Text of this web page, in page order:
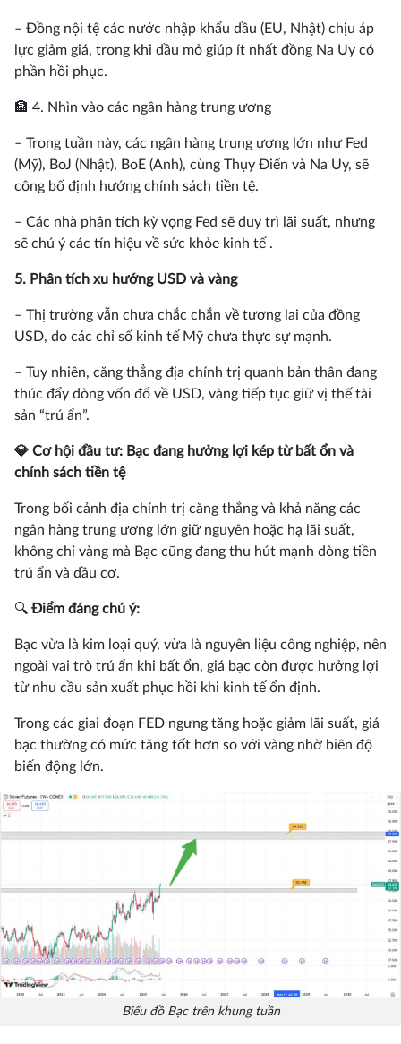
– Đồng nội tệ các nước nhập khẩu dầu (EU, Nhật) chịu áp
lực giảm giá, trong khi dầu mỏ giúp ít nhất đồng Na Uy có
phần hồi phục.
🏦 4. Nhìn vào các ngân hàng trung ương
– Trong tuần này, các ngân hàng trung ương lớn như Fed
(Mỹ), BoJ (Nhật), BoE (Anh), cùng Thụy Điển và Na Uy, sẽ
công bố định hướng chính sách tiền tệ.
– Các nhà phân tích kỳ vọng Fed sẽ duy trì lãi suất, nhưng
sẽ chú ý các tín hiệu về sức khỏe kinh tế .
5. Phân tích xu hướng USD và vàng
– Thị trường vẫn chưa chắc chắn về tương lai của đồng
USD, do các chỉ số kinh tế Mỹ chưa thực sự mạnh.
– Tuy nhiên, căng thẳng địa chính trị quanh bản thân đang
thúc đẩy dòng vốn đổ về USD, vàng tiếp tục giữ vị thế tài
sản “trú ẩn”.
💎 Cơ hội đầu tư: Bạc đang hưởng lợi kép từ bất ổn và
chính sách tiền tệ
Trong bối cảnh địa chính trị căng thẳng và khả năng các
ngân hàng trung ương lớn giữ nguyên hoặc hạ lãi suất,
không chỉ vàng mà Bạc cũng đang thu hút mạnh dòng tiền
trú ẩn và đầu cơ.
🔍 Điểm đáng chú ý:
Bạc vừa là kim loại quý, vừa là nguyên liệu công nghiệp, nên
ngoài vai trò trú ẩn khi bất ổn, giá bạc còn được hưởng lợi
từ nhu cầu sản xuất phục hồi khi kinh tế ổn định.
Trong các giai đoạn FED ngưng tăng hoặc giảm lãi suất, giá
bạc thường có mức tăng tốt hơn so với vàng nhờ biên độ
biến động lớn.
Biểu đồ Bạc trên khung tuần